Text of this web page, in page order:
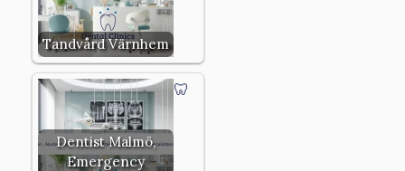
Tandvård Värnhem
Dentist Malmö,
Emergency